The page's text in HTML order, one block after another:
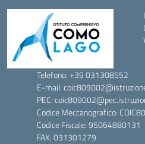
Telefono: +39 031308552
E-mail:
PEC:
Codice Meccanografico:
Codice Fiscale: 95064880131
FAX: 031301279